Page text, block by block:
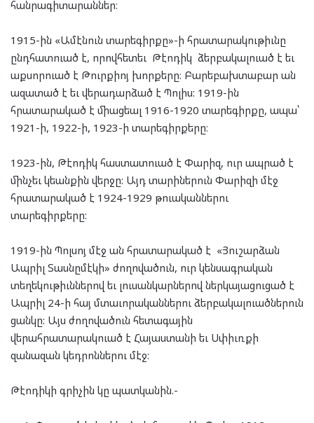
հանրագիտարաններ։
1915-ին «Ամէնուն տարեգիրքը»-ի հրատարակութիւնը
ընդհատուած է, որովհետեւ Թէոդիկ ձերբակալուած է եւ
աքսորուած է Թուրքիոյ խորքերը։ Բարեբախտաբար ան
ազատած է եւ վերադարձած է Պոլիս: 1919-ին
հրատարակած է միացեալ 1916-1920 տարեգիրքը, ապա՝
1921-ի, 1922-ի, 1923-ի տարեգիրքերը։
1923-ին, Թէոդիկ հաստատուած է Փարիզ, ուր ապրած է
մինչեւ կեանքին վերջը: Այդ տարիներուն Փարիզի մէջ
հրատարակած է 1924-1929 թուականներու
տարեգիրքերը:
1919-ին Պոլսոյ մէջ ան հրատարակած է «Յուշարձան
Ապրիլ Տասնըմէկի» ժողովածուն, ուր կենսագրական
տեղեկութիւններով եւ լուսանկարներով ներկայացուցած է
Ապրիլ 24-ի հայ մտաւորականներու ձերբակալուածներուն
ցանկը: Այս ժողովածուն հետագային
վերահրատարակուած է Հայաստանի եւ Սփիւռքի
զանազան կեդրոններու մէջ:
Թէոդիկի գրիչին կը պատկանին.-